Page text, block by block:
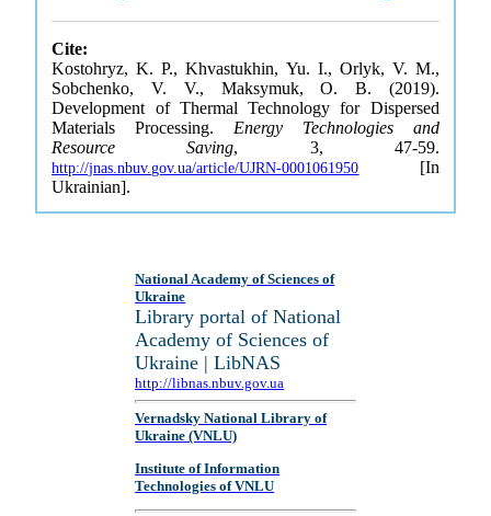
Cite:
Kostohryz, K. P., Khvastukhin, Yu. I., Orlyk, V. M.,
Sobchenko, V. V., Maksymuk, O. B. (2019).
Development of Thermal Technology for Dispersed
Materials Processing. Energy Technologies and
Resource Saving, 3, 47-59.
http://jnas.nbuv.gov.ua/article/UJRN-0001061950 [In
Ukrainian].
National Academy of Sciences of
Ukraine
Library portal of National
Academy of Sciences of
Ukraine | LibNAS
http://libnas.nbuv.gov.ua
Vernadsky National Library of
Ukraine (VNLU)
Institute of Information
Technologies of VNLU